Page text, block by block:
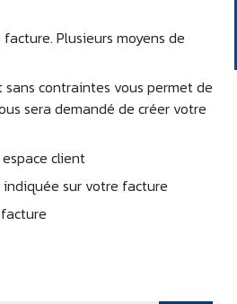
Plusieurs moyens de
sans contraintes vous permet de
sera demandé de créer votre
client
indiquée sur votre facture